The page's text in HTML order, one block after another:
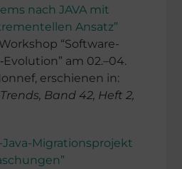
nach JAVA mit
Ansatz”
“Software-
am 02.–04.
erschie­nen in:
Band 42, Heft 2,
Java-Migra­ti­ons­pro­jekt